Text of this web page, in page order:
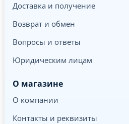
Доставка и получение
Возврат и обмен
Вопросы и ответы
Юридическим лицам
О магазине
О компании
Контакты и реквизиты